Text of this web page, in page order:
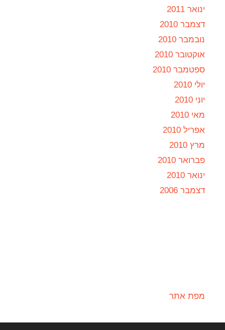
ינואר 2011
דצמבר 2010
נובמבר 2010
אוקטובר 2010
ספטמבר 2010
יולי 2010
יוני 2010
מאי 2010
אפריל 2010
מרץ 2010
פברואר 2010
ינואר 2010
דצמבר 2006
מפת אתר